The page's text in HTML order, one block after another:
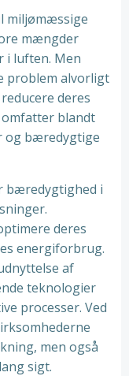
miljømæssige
mængder
i luften. Men
problem alvorligt
deres
blandt
og bæredygtige
bæredygtighed i
deres
energiforbrug.
af
teknologier
processer. Ved
men også
sigt.